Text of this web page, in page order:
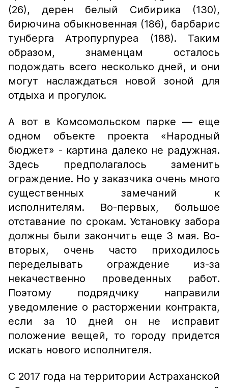
(26), дерен белый Сибирика (130),
бирючина обыкновенная (186), барбарис
тунберга Атропурпуреа (188). Таким
образом, знаменцам осталось
подождать всего несколько дней, и они
могут наслаждаться новой зоной для
отдыха и прогулок.
А вот в Комсомольском парке — еще
одном объекте проекта «Народный
бюджет» - картина далеко не радужная.
Здесь предполагалось заменить
ограждение. Но у заказчика очень много
существенных замечаний к
исполнителям. Во-первых, большое
отставание по срокам. Установку забора
должны были закончить еще 3 мая. Во-
вторых, очень часто приходилось
переделывать ограждение из-за
некачественно проведенных работ.
Поэтому подрядчику направили
уведомление о расторжении контракта,
если за 10 дней он не исправит
положение вещей, то городу придется
искать нового исполнителя.
С 2017 года на территории Астраханской